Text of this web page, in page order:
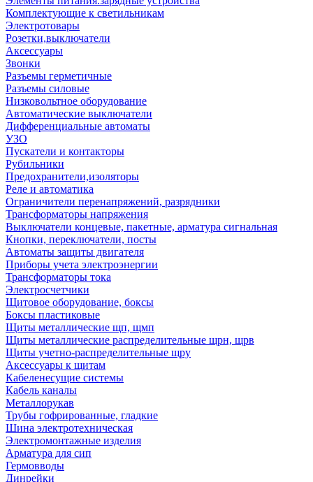
Комплектующие к светильникам
Электротовары
Розетки,выключатели
Аксессуары
Звонки
Разъемы герметичные
Разъемы силовые
Низковольтное оборудование
Автоматические выключатели
Дифференциальные автоматы
УЗО
Пускатели и контакторы
Рубильники
Предохранители,изоляторы
Реле и автоматика
Ограничители перенапряжений, разрядники
Трансформаторы напряжения
Выключатели концевые, пакетные, арматура сигнальная
Кнопки, переключатели, посты
Автоматы защиты двигателя
Приборы учета электроэнергии
Трансформаторы тока
Электросчетчики
Щитовое оборудование, боксы
Боксы пластиковые
Щиты металлические щп, щмп
Щиты металлические распределительные щрн, щрв
Щиты учетно-распределительные щру
Аксессуары к щитам
Кабеленесущие системы
Кабель каналы
Металлорукав
Трубы гофрированные, гладкие
Шина электротехническая
Электромонтажные изделия
Арматура для сип
Гермовводы
Динрейки